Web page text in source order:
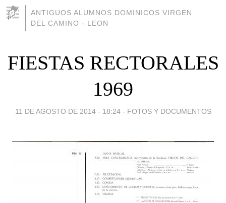
ANTIGUOS ALUMNOS DOMINICOS VIRGEN
DEL CAMINO - LEON
FIESTAS RECTORALES
1969
11 DE AGOSTO DE 2014 - 18:24 - FOTOS Y DOCUMENTOS